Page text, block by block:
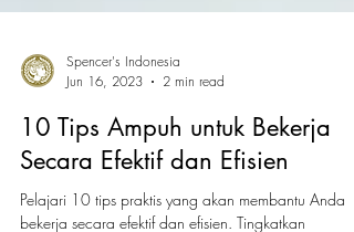
Spencer's Indonesia
Jun 16, 2023
2 min read
10 Tips Ampuh untuk Bekerja